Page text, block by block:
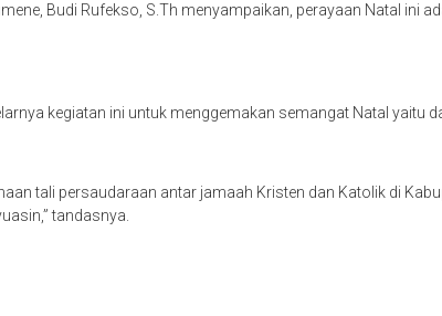
Budi Rufekso, S.Th menyampaikan, perayaan Natal ini
kegiatan ini untuk menggemakan semangat Natal yaitu
tali persaudaraan antar jamaah Kristen dan Katolik di
tandasnya.